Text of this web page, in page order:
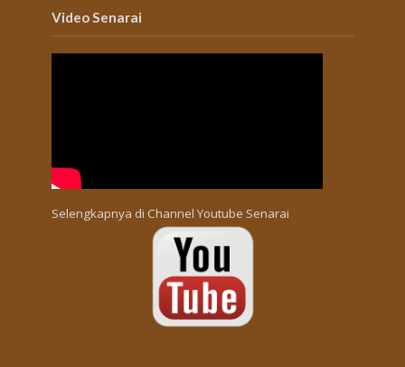
Video Senarai
Selengkapnya di Channel Youtube Senarai